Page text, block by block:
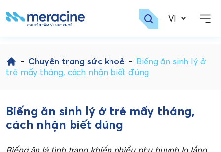
to
content
- Chuyên trang sức khoẻ - Biếng ăn sinh lý ở
trẻ mấy tháng, cách nhận biết đúng
Biếng ăn sinh lý ở trẻ mấy tháng,
cách nhận biết đúng
Biếng ăn là tình trạng khiến nhiều phụ huynh lo lắng